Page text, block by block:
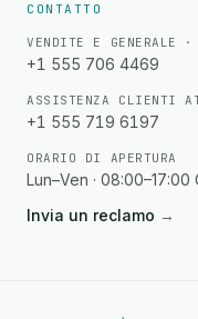
CONTATTO
VENDITE E GENERALE ·
+1 555 706 4469
ASSISTENZA CLIENTI
+1 555 719 6197
ORARIO DI APERTURA
Lun–Ven · 08:00–17:00
Invia un reclamo →